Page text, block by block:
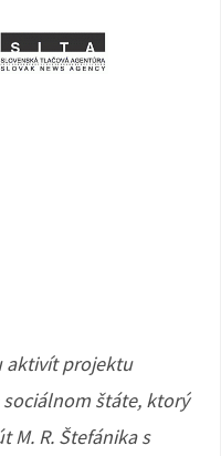
aktivít projektu
štáte, ktorý
M. R. Štefánika s